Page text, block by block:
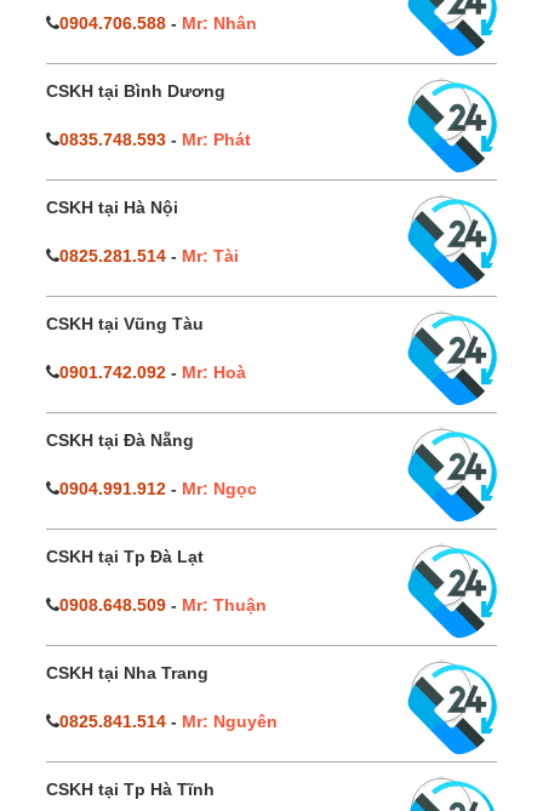
0904.706.588 - Mr: Nhân
CSKH tại Bình Dương
0835.748.593 - Mr: Phát
CSKH tại Hà Nội
0825.281.514 - Mr: Tài
CSKH tại Vũng Tàu
0901.742.092 - Mr: Hoà
CSKH tại Đà Nẵng
0904.991.912 - Mr: Ngọc
CSKH tại Tp Đà Lạt
0908.648.509 - Mr: Thuận
CSKH tại Nha Trang
0825.841.514 - Mr: Nguyên
CSKH tại Tp Hà Tĩnh